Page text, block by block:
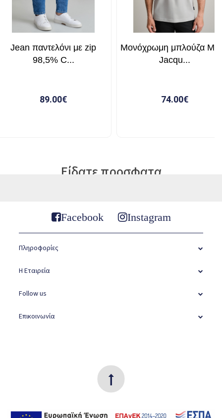
Είδατε προσφατα
Facebook Instagram
Πληροφορίες
Η Εταιρεία
Follow us
Επικοινωνία